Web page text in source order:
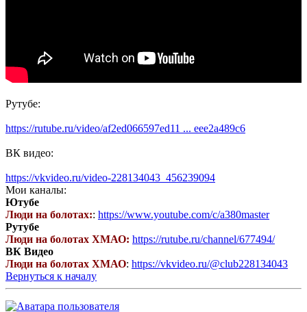
Рутубе:
https://rutube.ru/video/af2ed066597ed11 ... eee2a489c6
ВК видео:
https://vkvideo.ru/video-228134043_456239094
Мои каналы:
Ютубе
Люди на болотах:: https://www.youtube.com/c/a380master
Рутубе
Люди на болотах ХМАО: https://rutube.ru/channel/677494/
ВК Видео
Люди на болотах ХМАО: https://vkvideo.ru/@club228134043
Вернуться к началу